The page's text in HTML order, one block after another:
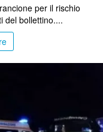
per il rischio
del bollettino....